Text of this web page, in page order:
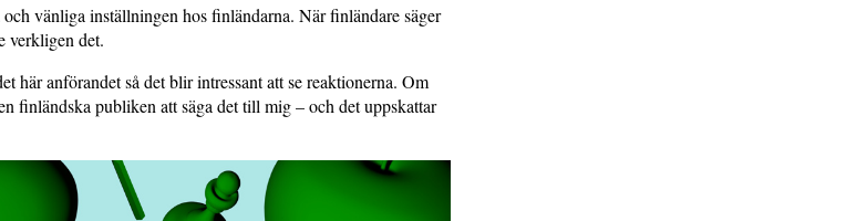
vänliga inställningen hos finländarna. När finländare säger
verkligen det.
här anförandet så det blir intressant att se reaktionerna. Om
finländska publiken att säga det till mig – och det uppskattar